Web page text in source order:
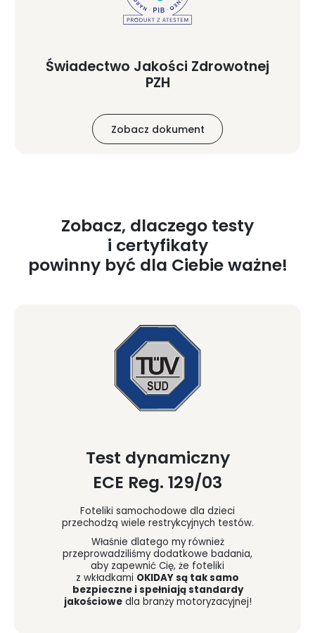
Świadectwo Jakości Zdrowotnej
PZH
Zobacz dokument
Zobacz, dlaczego testy
i certyfikaty
powinny być dla Ciebie ważne!
Test dynamiczny
ECE Reg. 129/03
Foteliki samochodowe dla dzieci
przechodzą wiele restrykcyjnych testów.
Właśnie dlatego my również
przeprowadziliśmy dodatkowe badania,
aby zapewnić Cię, że foteliki
z wkładkami OKIDAY są tak samo
bezpieczne i spełniają standardy
jakościowedla branży motoryzacyjnej!